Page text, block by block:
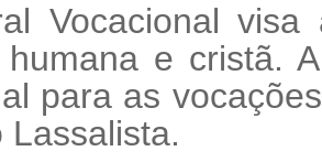
Vocacional
humana e cristã.
para as
Lassalista.